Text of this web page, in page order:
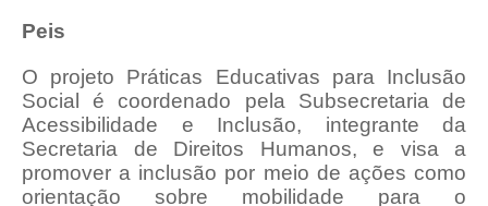
Peis
O projeto Práticas Educativas para Inclusão
Socialé coordenado pela Subsecretaria de
Acessibilidade e Inclusão, integrante da
Secretaria de Direitos Humanos, e visa a
promover a inclusão por meio de ações como
orientação sobre mobilidade para o